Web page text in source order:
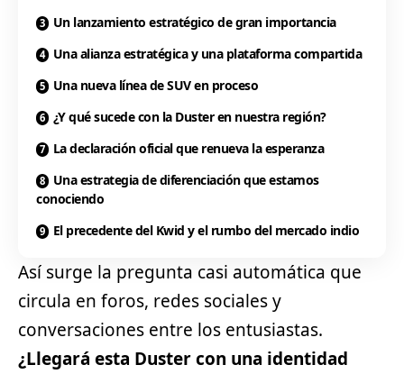
Un lanzamiento estratégico de gran importancia
Una alianza estratégica y una plataforma compartida
Una nueva línea de SUV en proceso
¿Y qué sucede con la Duster en nuestra región?
La declaración oficial que renueva la esperanza
Una estrategia de diferenciación que estamos
conociendo
El precedente del Kwid y el rumbo del mercado indio
Así surge la pregunta casi automática que
circula en foros, redes sociales y
conversaciones entre los entusiastas.
¿Llegará esta Duster con una identidad